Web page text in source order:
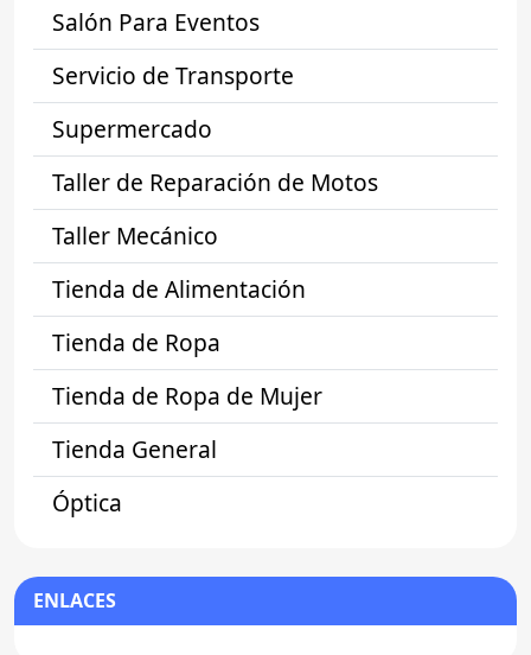
Salón Para Eventos
Servicio de Transporte
Supermercado
Taller de Reparación de Motos
Taller Mecánico
Tienda de Alimentación
Tienda de Ropa
Tienda de Ropa de Mujer
Tienda General
Óptica
ENLACES